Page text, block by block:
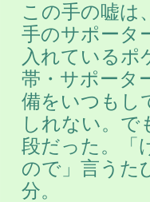
この手の嘘は
手のサポータ
入れているポ
帯・サポータ
備をいつもし
しれない。で
段だった。「
ので」言うた
分。